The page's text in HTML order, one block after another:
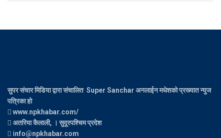
सुपर संचार मिडिया द्वारा संचालित Super Sanchar अनलाईन मधेशको प्रख्यात न्युज
पत्रिका हो
www.npkhabar.com/
अतरिया कैलाली, । सुदूरपश्चिम प्रदेश
info@npkhabar.com